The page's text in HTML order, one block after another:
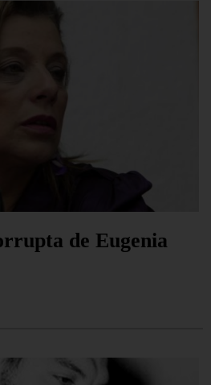
de Eugenia